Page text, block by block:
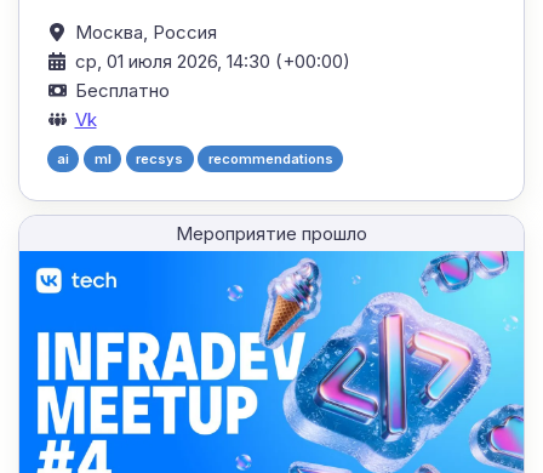
Москва, Россия
ср, 01 июля 2026, 14:30 (+00:00)
Бесплатно
Vk
ai ml recsys recommendations
Мероприятие прошло